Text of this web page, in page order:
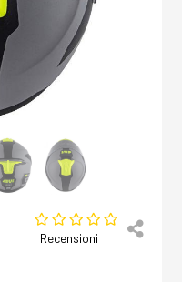
Recensioni